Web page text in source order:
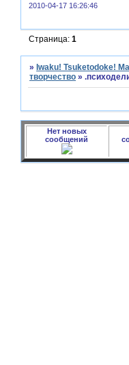
2010-04-17 16:26:46
Страница:1
» Iwaku! Tsuketodoke!
творчество »
Нет новых
сообщений